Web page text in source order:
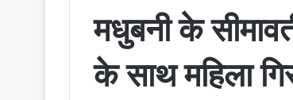
मधुबनी के
के साथ महिला